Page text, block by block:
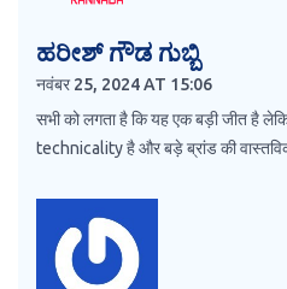
ಹರೀಶ್ ಗೌಡ ಗುಬ್ಬಿ
नवंबर 25, 2024 AT 15:06
सभी को लगता है कि यह एक बड़ी जीत है
technicality है और बड़े ब्रांड की